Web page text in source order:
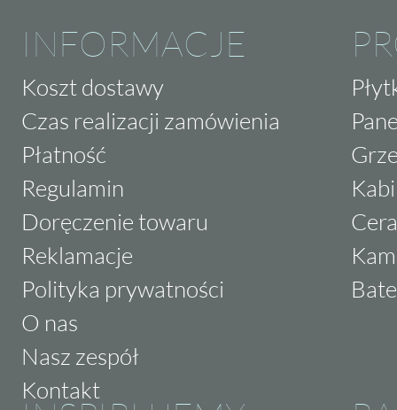
INFORMACJE
Koszt dostawy
Czas realizacji zamówienia
Płatność
Regulamin
Doręczenie towaru
Reklamacje
Polityka prywatności
O nas
Nasz zespół
Kontakt